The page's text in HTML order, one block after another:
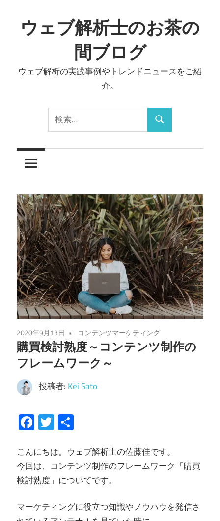
ン
へ
ウェブ解析士のお茶の
間ブログ
ウェブ解析の実践事例やトレンドニュースをご紹
介。
索:
検
2020年9月13日 コンテンツマーケティング
購買検討熟度～コンテンツ制作の
フレームワーク～
投稿者: Kei Sato
Facebook
Twitter
こんにちは。ウェブ解析士の佐藤佳です。
今回は、コンテンツ制作のフレームワーク「購買
検討熟度」についてです。
マーケティングに役立つ知識やノウハウを発信さ